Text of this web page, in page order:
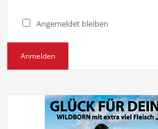
Angemeldet bleiben